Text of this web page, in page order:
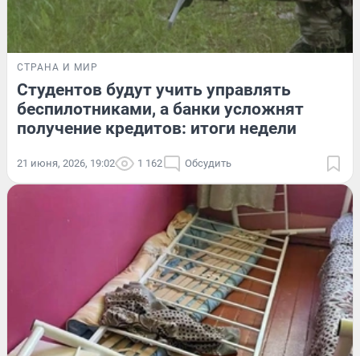
СТРАНА И МИР
Студентов будут учить управлять
беспилотниками, а банки усложнят
получение кредитов: итоги недели
21 июня, 2026, 19:02 1 162 Обсудить